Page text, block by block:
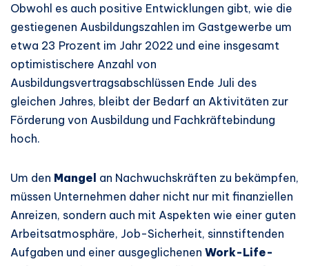
Obwohl es auch positive Entwicklungen gibt, wie die
gestiegenen Ausbildungszahlen im Gastgewerbe um
etwa 23 Prozent im Jahr 2022 und eine insgesamt
optimistischere Anzahl von
Ausbildungsvertragsabschlüssen Ende Juli des
gleichen Jahres, bleibt der Bedarf an Aktivitäten zur
Förderung von Ausbildung und Fachkräftebindung
hoch.
Um den Mangel an Nachwuchskräften zu bekämpfen,
müssen Unternehmen daher nicht nur mit finanziellen
Anreizen, sondern auch mit Aspekten wie einer guten
Arbeitsatmosphäre, Job-Sicherheit, sinnstiftenden
Aufgaben und einer ausgeglichenen Work-Life-